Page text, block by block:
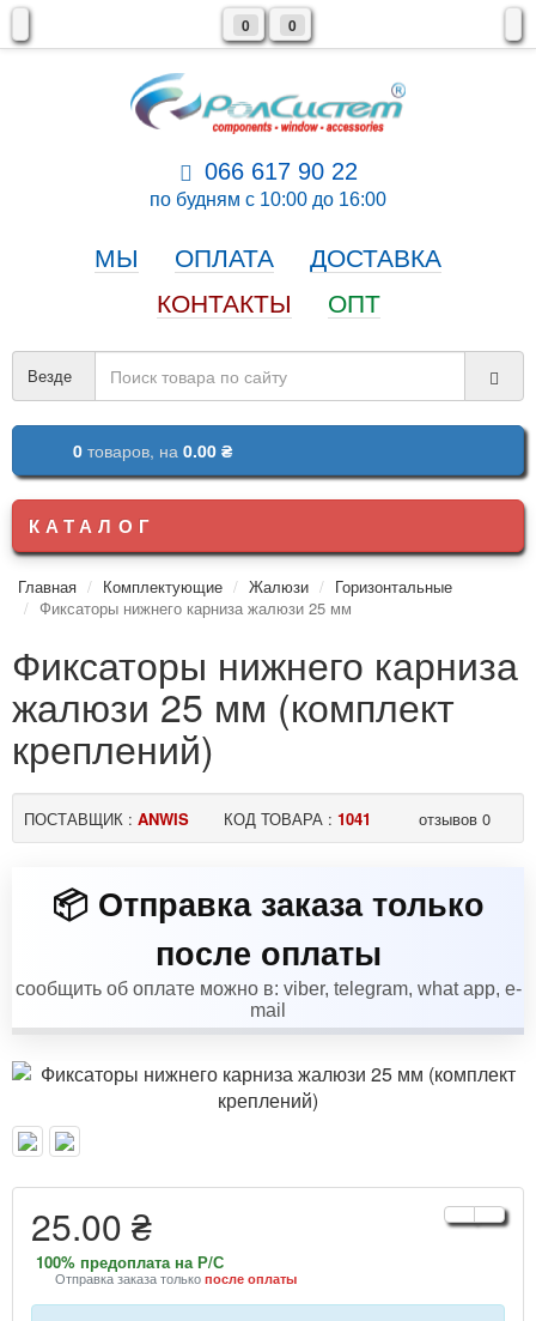
0 0
066 617 90 22
по будням с 10:00 до 16:00
МЫ ОПЛАТА
ДОСТАВКА
КОНТАКТЫ
ОПТ
Везде
0 товаров, на 0.00 ₴
КАТАЛОГ
Главная Комплектующие Жалюзи
Горизонтальные
Фиксаторы нижнего карниза жалюзи 25 мм
Фиксаторы нижнего карниза
жалюзи 25 мм (комплект
креплений)
ПОСТАВЩИК : ANWIS КОД ТОВАРА : 1041 отзывов 0
📦 Отправка заказа только
после оплаты
сообщить об оплате можно в: viber, telegram, what app, e-
mail
💎 Мы зарегистрированная
торговая марка
работаем с 2003 года
25.00 ₴
100% предоплата на Р/С
Отправка заказа только после оплаты